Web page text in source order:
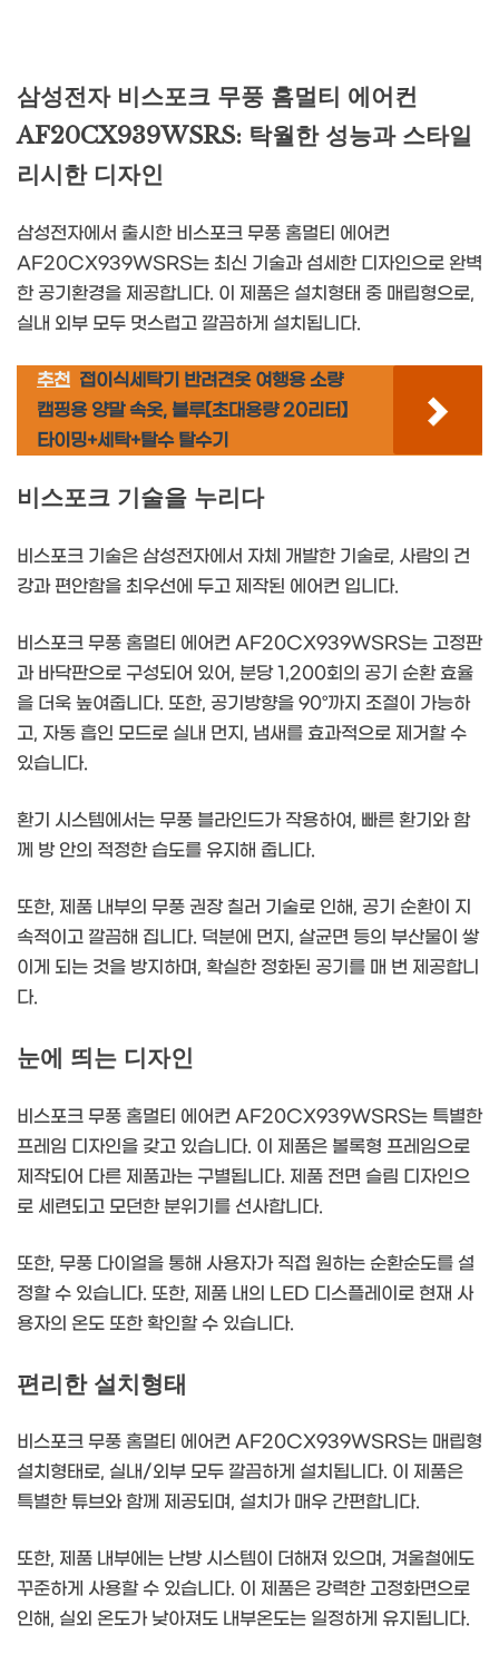
삼성전자 비스포크 무풍 홈멀티 에어컨
AF20CX939WSRS: 탁월한 성능과 스타일
리시한 디자인
삼성전자에서 출시한 비스포크 무풍 홈멀티 에어컨
AF20CX939WSRS는 최신 기술과 섬세한 디자인으로 완벽
한 공기환경을 제공합니다. 이 제품은 설치형태 중 매립형으로,
실내 외부 모두 멋스럽고 깔끔하게 설치됩니다.
추천 접이식세탁기 반려견옷 여행용 소량
캠핑용 양말 속옷, 블루【초대용량 20리터】
타이밍+세탁+탈수 탈수기
비스포크 기술을 누리다
비스포크 기술은 삼성전자에서 자체 개발한 기술로, 사람의 건
강과 편안함을 최우선에 두고 제작된 에어컨 입니다.
비스포크 무풍 홈멀티 에어컨 AF20CX939WSRS는 고정판
과 바닥판으로 구성되어 있어, 분당 1,200회의 공기 순환 효율
을 더욱 높여줍니다. 또한, 공기방향을 90°까지 조절이 가능하
고, 자동 흡인 모드로 실내 먼지, 냄새를 효과적으로 제거할 수
있습니다.
환기 시스템에서는 무풍 블라인드가 작용하여, 빠른 환기와 함
께 방 안의 적정한 습도를 유지해 줍니다.
또한, 제품 내부의 무풍 권장 칠러 기술로 인해, 공기 순환이 지
속적이고 깔끔해 집니다. 덕분에 먼지, 살균면 등의 부산물이 쌓
이게 되는 것을 방지하며, 확실한 정화된 공기를 매 번 제공합니
다.
눈에 띄는 디자인
비스포크 무풍 홈멀티 에어컨 AF20CX939WSRS는 특별한
프레임 디자인을 갖고 있습니다. 이 제품은 볼록형 프레임으로
제작되어 다른 제품과는 구별됩니다. 제품 전면 슬림 디자인으
로 세련되고 모던한 분위기를 선사합니다.
또한, 무풍 다이얼을 통해 사용자가 직접 원하는 순환순도를 설
정할 수 있습니다. 또한, 제품 내의 LED 디스플레이로 현재 사
용자의 온도 또한 확인할 수 있습니다.
편리한 설치형태
비스포크 무풍 홈멀티 에어컨 AF20CX939WSRS는 매립형
설치형태로, 실내/외부 모두 깔끔하게 설치됩니다. 이 제품은
특별한 튜브와 함께 제공되며, 설치가 매우 간편합니다.
또한, 제품 내부에는 난방 시스템이 더해져 있으며, 겨울철에도
꾸준하게 사용할 수 있습니다. 이 제품은 강력한 고정화면으로
인해, 실외 온도가 낮아져도 내부온도는 일정하게 유지됩니다.